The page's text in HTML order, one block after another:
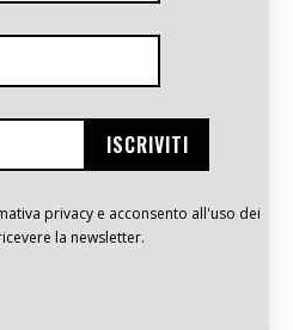
privacy e acconsento all'uso dei
la newsletter.